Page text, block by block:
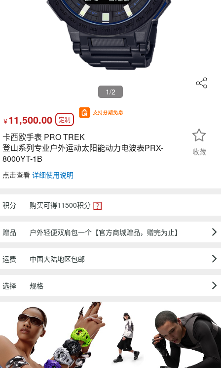
1/2
￥11,500.00 定制
卡西欧手表 PRO TREK
登山系列专业户外运动太阳能动力电波表PRX-
8000YT-1B
点击查看 详细使用说明
收藏
积分 购买可得11500积分
赠品 户外轻便双肩包一个【官方商城赠品，赠完为止】
运费 中国大陆地区包邮
选择 规格